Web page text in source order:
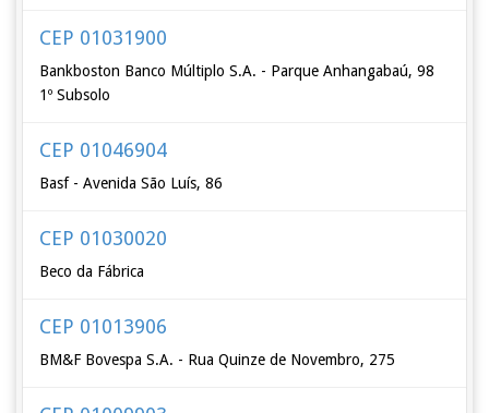
CEP 01031900
Bankboston Banco Múltiplo S.A. - Parque Anhangabaú, 98
1º Subsolo
CEP 01046904
Basf - Avenida São Luís, 86
CEP 01030020
Beco da Fábrica
CEP 01013906
BM&F Bovespa S.A. - Rua Quinze de Novembro, 275